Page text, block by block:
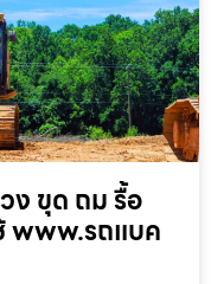
ง ขุด ถม รื้อ
www.รถแบค